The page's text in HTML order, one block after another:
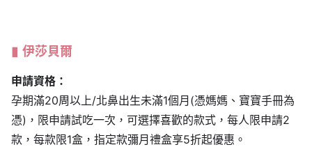
伊莎貝爾
申請資格：
孕期滿20周以上/北鼻出生未滿1個月(憑媽媽、寶寶手冊為
憑)，限申請試吃一次，可選擇喜歡的款式，每人限申請2
款，每款限1盒，指定款彌月禮盒享5折起優惠。